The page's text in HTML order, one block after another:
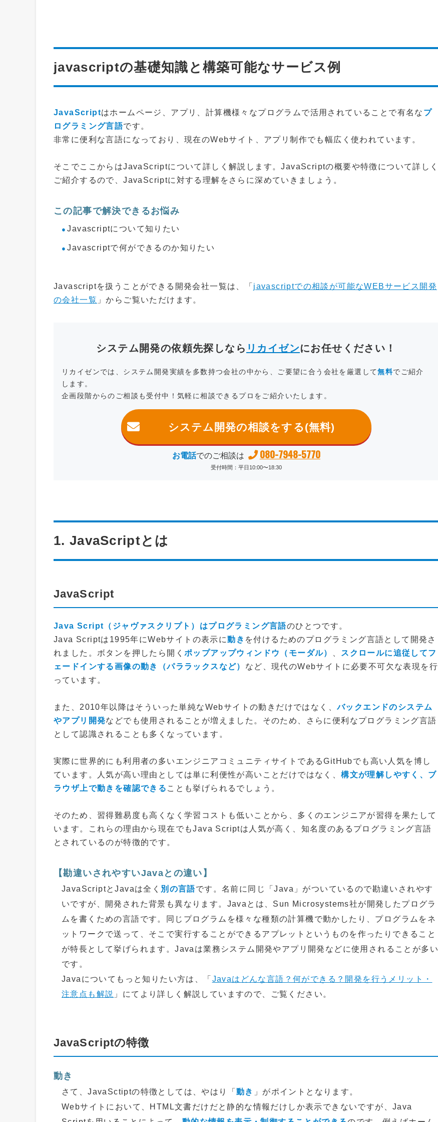
javascriptの基礎知識と構築可能なサービス例
JavaScriptはホームページ、アプリ、計算機様々なプログラムで活用されていることで有名な プ
ログラミング言語です。
非常に便利な言語になっており、現在のWebサイト、アプリ制作でも幅広く使われています。
そこでここからはJavaScriptについて詳しく解説します。JavaScriptの概要や特徴について詳しく
ご紹介するので、JavaScriptに対する理解をさらに深めていきましょう。
この記事で解決できるお悩み
Javascriptについて知りたい
Javascriptで何ができるのか知りたい
Javascriptを扱うことができる開発会社一覧は、「 javascriptでの相談が可能なWEBサービス開発
の会社一覧 」からご覧いただけます。
システム開発の依頼先探しなら リカイゼンにお任せください！
リカイゼンでは、システム開発実績を多数持つ会社の中から、ご要望に合う会社を厳選して無料でご紹介
します。
企画段階からのご相談も受付中！気軽に相談できるプロをご紹介いたします。
システム開発の相談をする(無料)
お電話でのご相談は 080-7948-5770
受付時間：平日10:00〜18:30
1. JavaScriptとは
JavaScript
Java Script（ジャヴァスクリプト）はプログラミング言語のひとつです。
Java Scriptは1995年にWebサイトの表示に動き を付けるためのプログラミング言語として開発さ
れました。ボタンを押したら開く ポップアップウィンドウ（モーダル）
スクロールに追従してフ
ェードインする画像の動き（パララックスなど） など、現代のWebサイトに必要不可欠な表現を行
っています。
また、2010年以降はそういった単純なWebサイトの動きだけではなく、バックエンドのシステム
やアプリ開発などでも使用されることが増えました。そのため、さらに便利なプログラミング言語
として認識されることも多くなっています。
実際に世界的にも利用者の多いエンジニアコミュニティサイトであるGitHubでも高い人気を博し
ています。人気が高い理由としては単に利便性が高いことだけではなく、構文が理解しやすく、ブ
ラウザ上で動きを確認できる ことも挙げられるでしょう。
そのため、習得難易度も高くなく学習コストも低いことから、多くのエンジニアが習得を果たして
います。これらの理由から現在でもJava Scriptは人気が高く、知名度のあるプログラミング言語
とされているのが特徴的です。
【勘違いされやすいJavaとの違い】
JavaScriptとJavaは全く 別の言語です。名前に同じ「Java」がついているので勘違いされやす
いですが、開発された背景も異なります。Javaとは、Sun Microsystems社が開発したプログラ
ムを書くための言語です。同じプログラムを様々な種類の計算機で動かしたり、プログラムをネ
ットワークで送って、そこで実行することができるアプレットというものを作ったりできること
が特長として挙げられます。Javaは業務システム開発やアプリ開発などに使用されることが多い
です。
Javaについてもっと知りたい方は、「 Javaはどんな言語？何ができる？開発を行うメリット・
注意点も解説 」にてより詳しく解説していますので、ご覧ください。
JavaScriptの特徴
動き
さて、JavaSctiptの特徴としては、やはり「 動き 」がポイントとなります。
Webサイトにおいて、HTML文書だけだと静的な情報だけしか表示できないですが、Java